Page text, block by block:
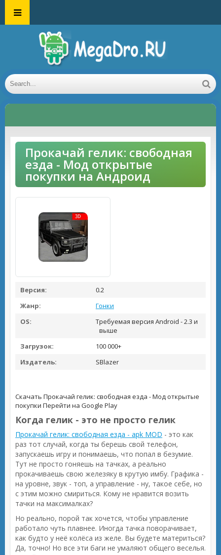
Прокачай гелик: свободная
езда - Мод открытые
покупки на Андроид
Версия:
0.2
Жанр:
Гонки
OS:
Требуемая версия Android - 2.3 и
выше
Загрузок:
100 000+
Издатель:
SBlazer
Скачать Прокачай гелик: свободная езда - Мод открытые
покупки Перейти на Google Play
Когда гелик - это не просто гелик
Прокачай гелик: свободная езда - apk MOD - это как
раз тот случай, когда ты берешь свой телефон,
запускаешь игру и понимаешь, что попал в безумие.
Тут не просто гоняешь на тачках, а реально
прокачиваешь свою железяку в крутую имбу. Графика -
на уровне, звук - топ, а управление - ну, такое себе, но
с этим можно смириться. Кому не нравится возить
тачки на максималках?
Но реально, порой так хочется, чтобы управление
работало чуть плавнее. Иногда тачка поворачивает,
как будто у неё колёса из желе. Вы будете материться?
Да, точно! Но все эти баги не умаляют общего веселья.